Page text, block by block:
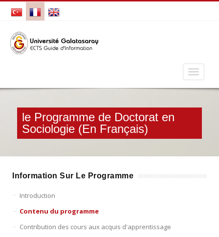
le Programme de Doctorat en
Sociologie (En Français)
Information Sur Le Programme
Introduction
Contenu du programme
Contribution des cours aux acquis d'apprentissage